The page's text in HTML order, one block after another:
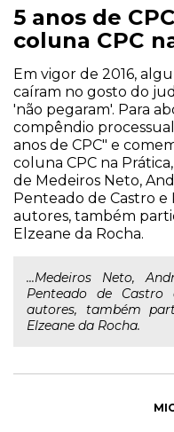
5 anos de
coluna CPC
Em vigor de 2016,
caíram no gosto do
'não pegaram'. Para
compêndio
anos de CPC" e
coluna CPC na
de Medeiros Neto,
Penteado de Castro e
autores, também
Elzeane da Rocha.
...Medeiros Neto,
Penteado de
autores, também
Elzeane da Rocha.